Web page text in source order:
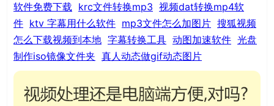
软件免费下载 krc文件转换mp3 视频dat转换mp4软
件 ktv 字幕用什么软件 mp3文件怎么加图片 搜狐视频
怎么下载视频到本地 字幕转换工具 动图加速软件 光盘
制作iso镜像文件夹 真人动态做gif动态图片